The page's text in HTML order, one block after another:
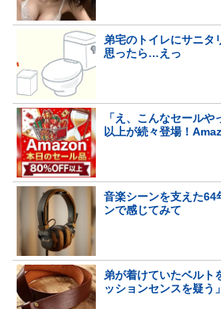
弟宅のトイレにサニタ
思ったら…えっ
「え、こんなセール
以上が続々登場！
音楽シーンを支えた64
ンで感じてみて
弟が着けていたベル
ッションセンスを疑う